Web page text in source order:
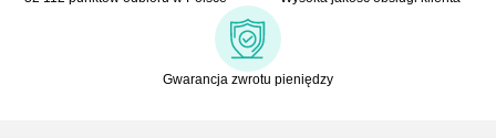
Gwarancja zwrotu pieniędzy